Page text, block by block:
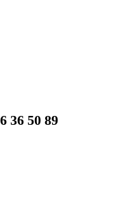
36 50 89